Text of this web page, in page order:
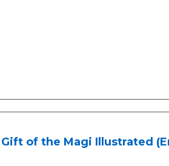
of the Magi Illustrated